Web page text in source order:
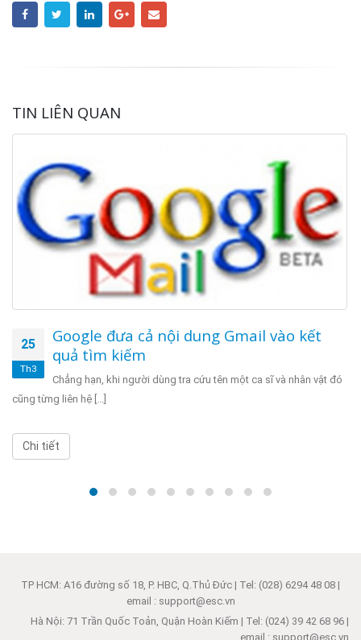
TIN LIÊN QUAN
25
Th3
Google đưa cả nội dung Gmail vào kết
quả tìm kiếm
Chẳng hạn, khi người dùng tra cứu tên một ca sĩ và nhân vật đó
cũng từng liên hệ [...]
Chi tiết
TP HCM: A16 đường số 18, P. HBC, Q.Thủ Đức | Tel: (028) 6294 48 08 |
email : support@esc.vn
Hà Nội: 71 Trần Quốc Toản, Quận Hoàn Kiếm | Tel: (024) 39 42 68 96 |
email : support@esc.vn